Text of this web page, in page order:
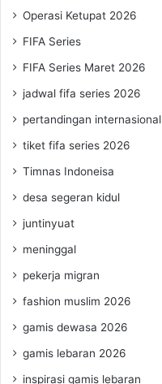
Operasi Ketupat 2026
FIFA Series
FIFA Series Maret 2026
jadwal fifa series 2026
pertandingan internasional
tiket fifa series 2026
Timnas Indoneisa
desa segeran kidul
juntinyuat
meninggal
pekerja migran
fashion muslim 2026
gamis dewasa 2026
gamis lebaran 2026
inspirasi gamis lebaran